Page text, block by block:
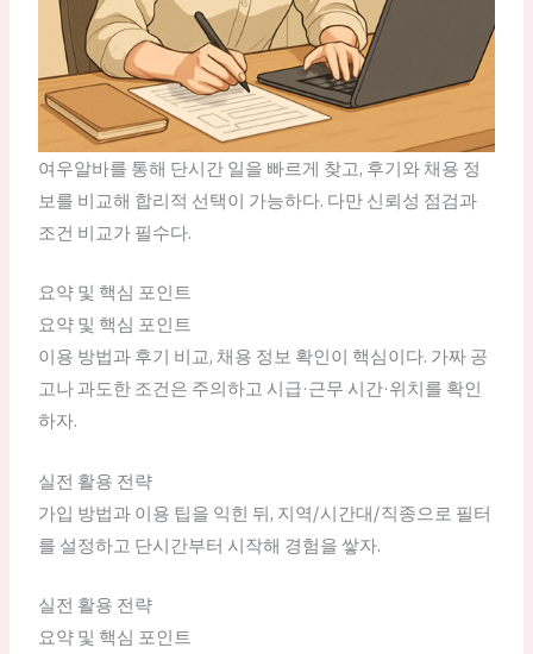
여우알바를 통해 단시간 일을 빠르게 찾고, 후기와 채용 정
보를 비교해 합리적 선택이 가능하다. 다만 신뢰성 점검과
조건 비교가 필수다.
요약 및 핵심 포인트
요약 및 핵심 포인트
이용 방법과 후기 비교, 채용 정보 확인이 핵심이다. 가짜 공
고나 과도한 조건은 주의하고 시급·근무 시간·위치를 확인
하자.
실전 활용 전략
가입 방법과 이용 팁을 익힌 뒤, 지역/시간대/직종으로 필터
를 설정하고 단시간부터 시작해 경험을 쌓자.
실전 활용 전략
요약 및 핵심 포인트